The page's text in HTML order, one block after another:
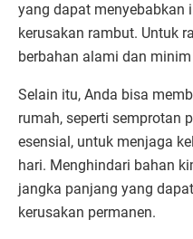
yang dapat menyebabkan
kerusakan rambut. Untuk
berbahan alami dan
Selain itu, Anda bisa
rumah, seperti semprotan
esensial, untuk menjaga
hari. Menghindari bahan
jangka panjang yang
kerusakan permanen.